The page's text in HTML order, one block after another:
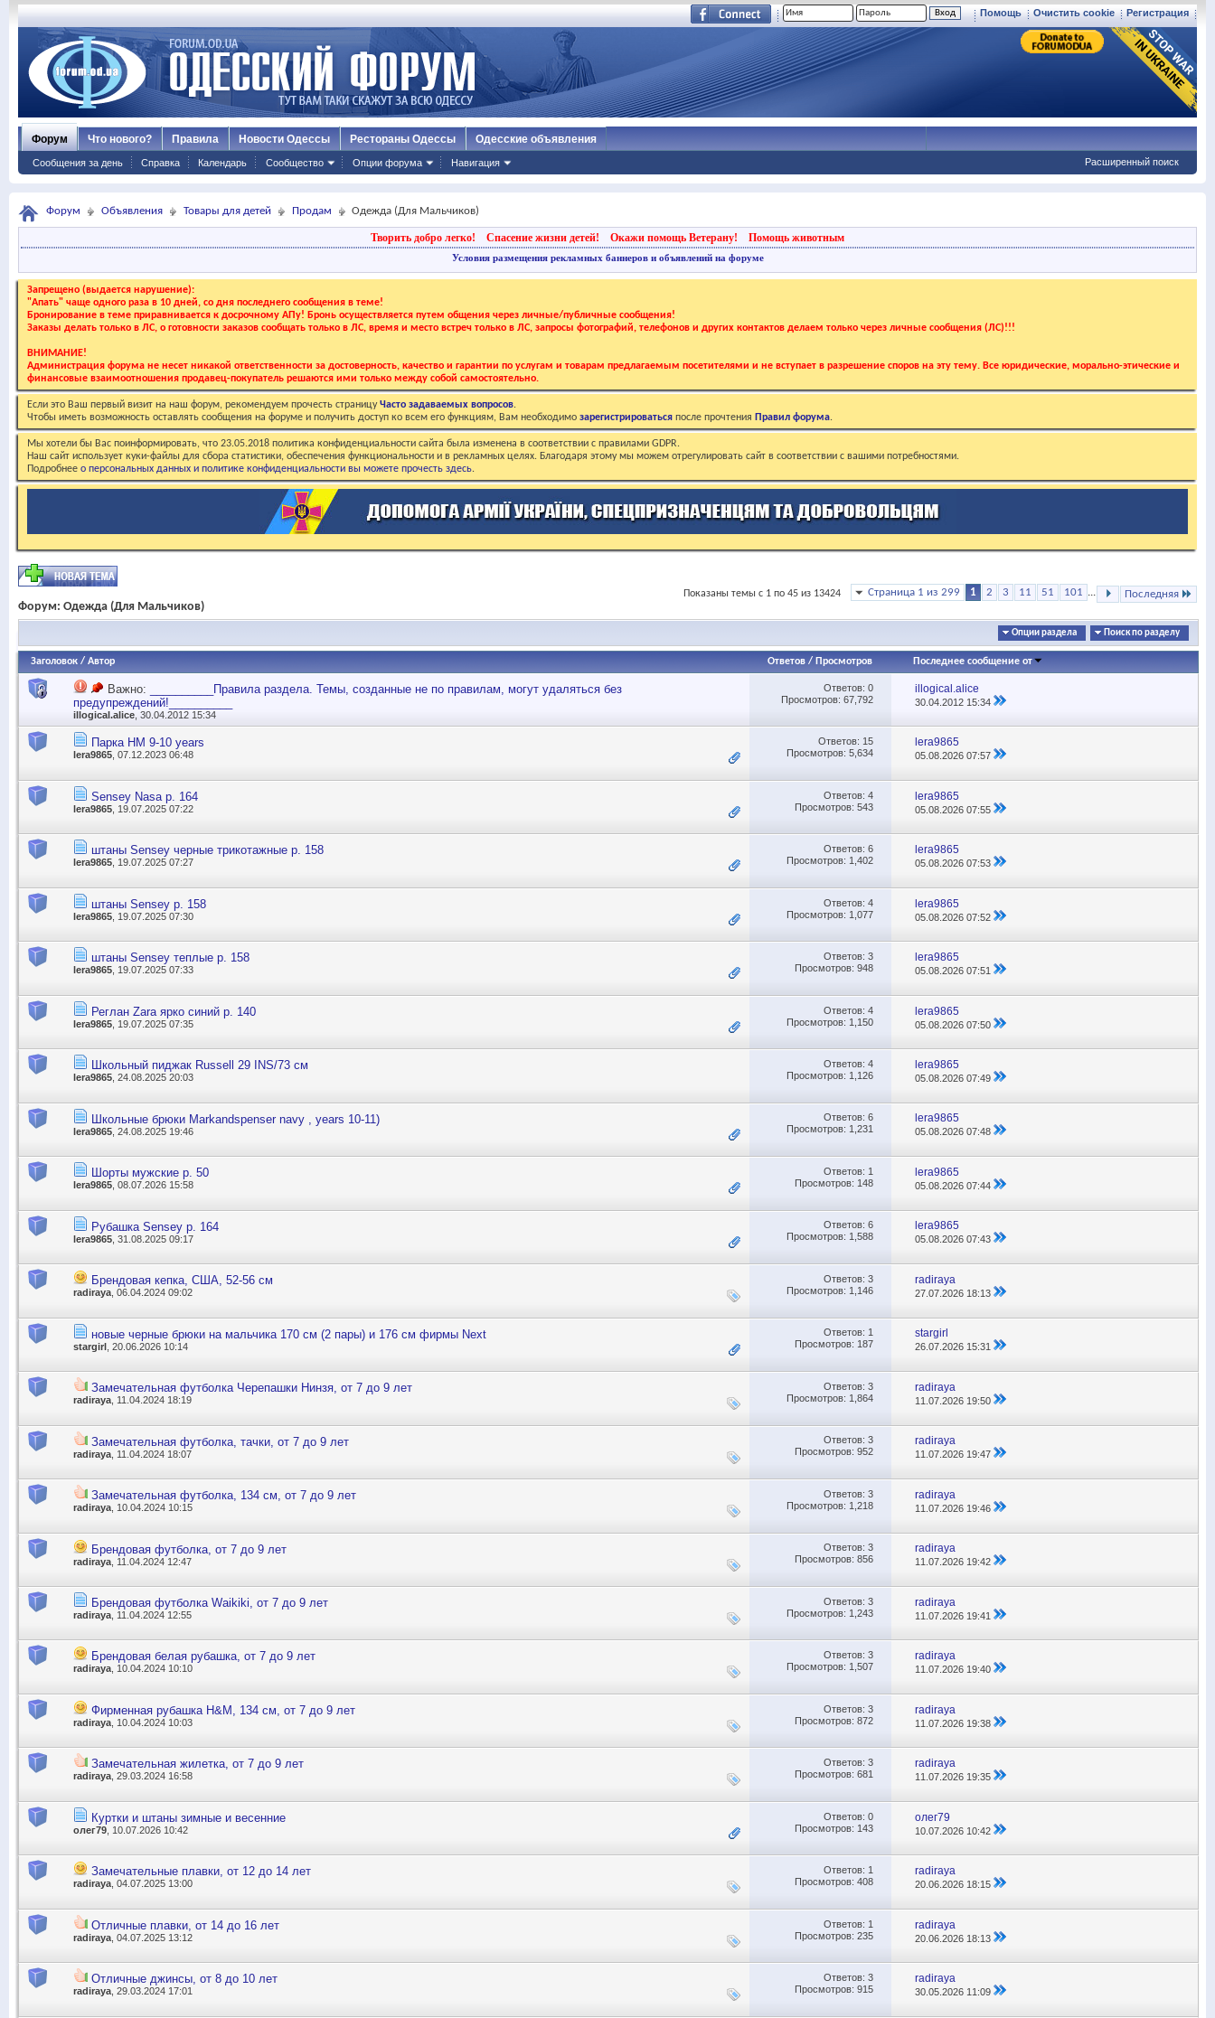
Регистрация
Очистить cookie
Помощь
Форум
Сообщения за день Справка Календарь Сообщество Опции форума Навигация
Что нового? Правила Новости Одессы Рестораны Одессы Одесские объявления
Расширенный поиск
Форум Объявления Товары для детей Продам Одежда (Для Мальчиков)
Творить добро легко! Спасение жизни детей! Окажи помощь Ветерану! Помощь животным
Условия размещения рекламных баннеров и объявлений на форуме
Запрещено (выдается нарушение):
"Апать" чаще одного раза в 10 дней, со дня последнего сообщения в теме!
Бронирование в теме приравнивается к досрочному АПу! Бронь осуществляется путем общения через личные/публичные сообщения!
Заказы делать только в ЛС, о готовности заказов сообщать только в ЛС, время и место встреч только в ЛС, запросы фотографий, телефонов и других контактов делаем только через личные сообщения (ЛС)!!!
ВНИМАНИЕ!
Администрация форума не несет никакой ответственности за достоверность, качество и гарантии по услугам и товарам предлагаемым посетителями и не вступает в разрешение споров на эту тему. Все юридические, морально-этические и
финансовые взаимоотношения продавец-покупатель решаются ими только между собой самостоятельно.
Если это Ваш первый визит на наш форум, рекомендуем прочесть страницуЧасто задаваемых вопросов.
Чтобы иметь возможность оставлять сообщения на форуме и получить доступ ко всем его функциям, Вам необходимо зарегистрироваться после прочтения Правил форума.
Мы хотели бы Вас поинформировать, что 23.05.2018 политика конфиденциальности сайта была изменена в соответствии с правилами GDPR.
Наш сайт использует куки-файлы для сбора статистики, обеспечения функциональности и в рекламных целях. Благодаря этому мы можем отрегулировать сайт в соответствии с вашими потребностями.
Подробнее о персональных данных и политике конфиденциальности вы можете прочесть здесь.
Страница 1 из 299 1 2 3 11 51 101 ... Последняя
Показаны темы с 1 по 45 из 13424
Форум: Одежда (Для Мальчиков)
Опции раздела Поиск по разделу
Заголовок / Автор Ответов/ Просмотров Последнее сообщение от
Важно:
__________Правила раздела. Темы, созданные не по правилам, могут удаляться без
предупреждений!__________
illogical.alice , 30.04.2012 15:34
Ответов: 0
Просмотров: 67,792
illogical.alice
30.04.2012 15:34
Парка НМ 9-10 years
lera9865, 07.12.2023 06:48
Ответов: 15
Просмотров: 5,634
lera9865
05.08.202607:57
Sensey Nasa р. 164
lera9865 , 19.07.2025 07:22
Ответов: 4
Просмотров: 543
lera9865
05.08.202607:55
штаны Sensey черные трикотажные р. 158
lera9865, 19.07.2025 07:27
Ответов: 6
Просмотров: 1,402
lera9865
05.08.202607:53
штаны Sensey р. 158
lera9865 , 19.07.2025 07:30
Ответов: 4
Просмотров: 1,077
lera9865
05.08.202607:52
штаны Sensey теплые р. 158
lera9865 , 19.07.2025 07:33
Ответов: 3
Просмотров: 948
lera9865
05.08.202607:51
Реглан Zara ярко синий р. 140
lera9865 , 19.07.2025 07:35
Ответов: 4
Просмотров: 1,150
lera9865
05.08.202607:50
Школьный пиджак Russell 29 INS/73 см
lera9865 , 24.08.2025 20:03
Ответов: 4
Просмотров: 1,126
lera9865
05.08.202607:49
Школьные брюки Markandspenser navy , years 10-11)
lera9865 , 24.08.2025 19:46
Ответов: 6
Просмотров: 1,231
lera9865
05.08.202607:48
Шорты мужские р. 50
lera9865 , 08.07.2026 15:58
Ответов: 1
Просмотров: 148
lera9865
05.08.202607:44
Рубашка Sensey р. 164
lera9865 , 31.08.2025 09:17
Ответов: 6
Просмотров: 1,588
lera9865
05.08.202607:43
Брендовая кепка, США, 52-56 см
radiraya , 06.04.2024 09:02
Ответов: 3
Просмотров: 1,146
radiraya
27.07.2026 18:13
новые черные брюки на мальчика 170 см (2 пары) и 176 см фирмы Next
stargirl , 20.06.2026 10:14
Ответов: 1
Просмотров: 187
stargirl
26.07.2026 15:31
Замечательная футболка Черепашки Нинзя, от 7 до 9 лет
radiraya , 11.04.2024 18:19
Ответов: 3
Просмотров: 1,864
radiraya
11.07.2026 19:50
Замечательная футболка, тачки, от 7 до 9 лет
radiraya , 11.04.2024 18:07
Ответов: 3
Просмотров: 952
radiraya
11.07.2026 19:47
Замечательная футболка, 134 см, от 7 до 9 лет
radiraya , 10.04.2024 10:15
Ответов: 3
Просмотров: 1,218
radiraya
11.07.2026 19:46
Брендовая футболка, от 7 до 9 лет
radiraya , 11.04.2024 12:47
Ответов: 3
Просмотров: 856
radiraya
11.07.2026 19:42
Брендовая футболка Waikiki, от 7 до 9 лет
radiraya , 11.04.2024 12:55
Ответов: 3
Просмотров: 1,243
radiraya
11.07.2026 19:41
Брендовая белая рубашка, от 7 до 9 лет
radiraya, 10.04.2024 10:10
Ответов: 3
Просмотров: 1,507
radiraya
11.07.2026 19:40
Фирменная рубашка H&M, 134 см, от 7 до 9 лет
radiraya , 10.04.2024 10:03
Ответов: 3
Просмотров: 872
radiraya
11.07.2026 19:38
Замечательная жилетка, от 7 до 9 лет
radiraya , 29.03.2024 16:58
Ответов: 3
Просмотров: 681
radiraya
11.07.2026 19:35
Куртки и штаны зимные и весенние
олег79 , 10.07.2026 10:42
Ответов: 0
Просмотров: 143
олег79
10.07.2026 10:42
Замечательные плавки, от 12 до 14 лет
radiraya , 04.07.2025 13:00
Ответов: 1
Просмотров: 408
radiraya
20.06.2026 18:15
Отличные плавки, от 14 до 16 лет
radiraya , 04.07.2025 13:12
Ответов: 1
Просмотров: 235
radiraya
20.06.2026 18:13
Отличные джинсы, от 8 до 10 лет
radiraya , 29.03.2024 17:01
Ответов: 3
Просмотров: 915
radiraya
30.05.2026 11:09